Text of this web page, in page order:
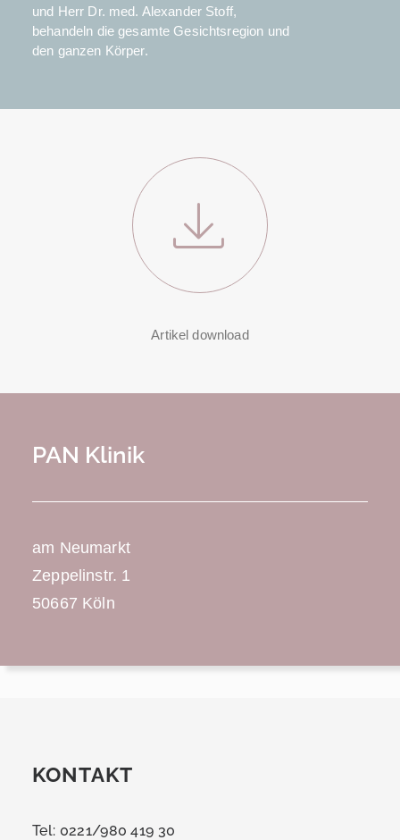
und Herr Dr. med. Alexander Stoff,
behandeln die gesamte Gesichtsregion und
den ganzen Körper.
Artikel download
PAN Klinik
am Neumarkt
Zeppelinstr. 1
50667 Köln
KONTAKT
Tel: 0221/980 419 30